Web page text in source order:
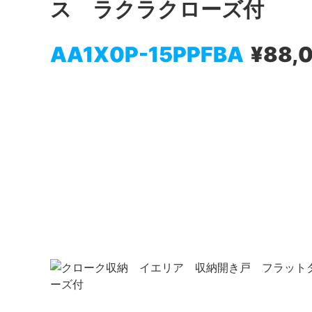
ス ラクラクローズ付
AA1X0P-15PPFBA